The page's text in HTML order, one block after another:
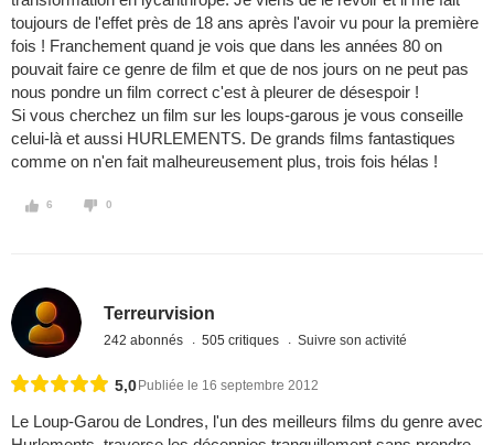
toujours de l'effet près de 18 ans après l'avoir vu pour la première
fois ! Franchement quand je vois que dans les années 80 on
pouvait faire ce genre de film et que de nos jours on ne peut pas
nous pondre un film correct c'est à pleurer de désespoir !
Si vous cherchez un film sur les loups-garous je vous conseille
celui-là et aussi HURLEMENTS. De grands films fantastiques
comme on n'en fait malheureusement plus, trois fois hélas !
6 0
Terreurvision
242 abonnés 505 critiques Suivre son activité
5,0 Publiée le 16 septembre 2012
Le Loup-Garou de Londres, l'un des meilleurs films du genre avec